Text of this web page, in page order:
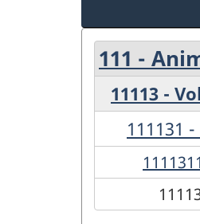
111 -
11113 -
111131